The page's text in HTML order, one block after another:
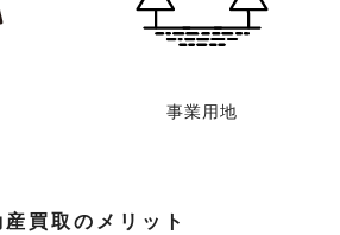
事業用地
産買取のメリット